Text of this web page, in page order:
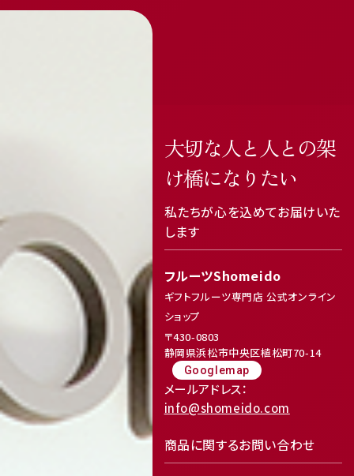
delivery_truck_speed
receipt_long contact_support
大切な人と人との架
け橋になりたい
私たちが心を込めてお届けいた
します
フルーツShomeido
ギフトフルーツ専門店 公式オンライン
ショップ
〒430-0803
静岡県浜松市中央区植松町70-14
Googlemap
メールアドレス：
info@shomeido.com
商品に関するお問い合わせ